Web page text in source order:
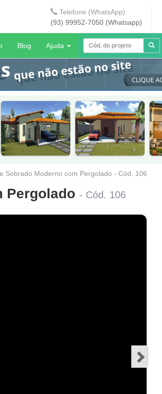
Telefone (WhatsApp)
(93) 99952-7050 (Whatsapp)
Blog Ajuda
Sobrado Moderno com Pergolado - Cód. 106
Pergolado - Cód. 106